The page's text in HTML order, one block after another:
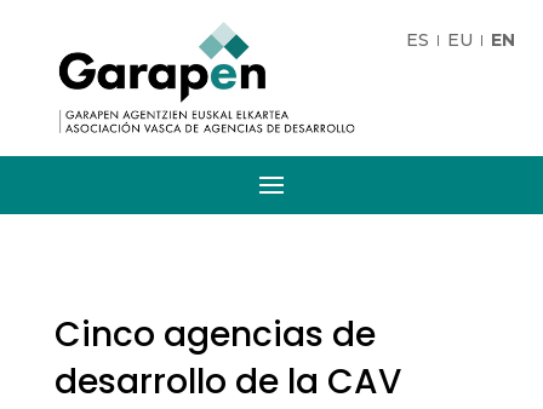
ES EU EN
Cinco agencias de
desarrollo de la CAV